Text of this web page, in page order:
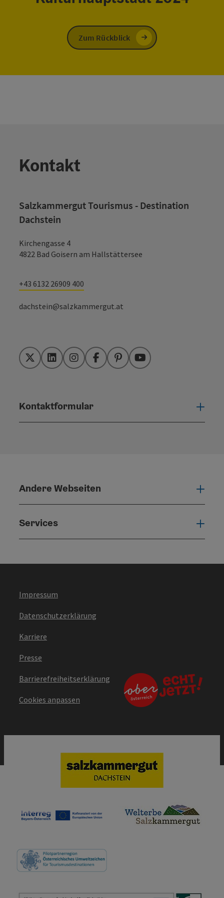
Zum Rückblick
Kontakt
Salzkammergut Tourismus - Destination
Dachstein
Kirchengasse 4
4822 Bad Goisern am Hallstättersee
+43 6132 26909 400
dachstein@salzkammergut.at
TwitterLinkedInInstagramFacebookPinterestYouTube
Kontaktformular
Andere Webseiten
Services
Impressum
Datenschutzerklärung
Karriere
Presse
Barrierefreiheitserklärung
Cookies anpassen